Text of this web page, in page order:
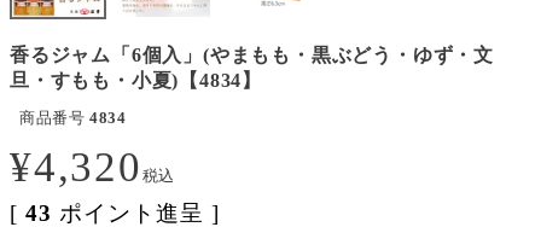
香るジャム「6個入」(やまもも・黒ぶどう・ゆず・文
旦・すもも・小夏)【4834】
商品番号 4834
¥4,320 税込
[ 43 ポイント進呈 ]